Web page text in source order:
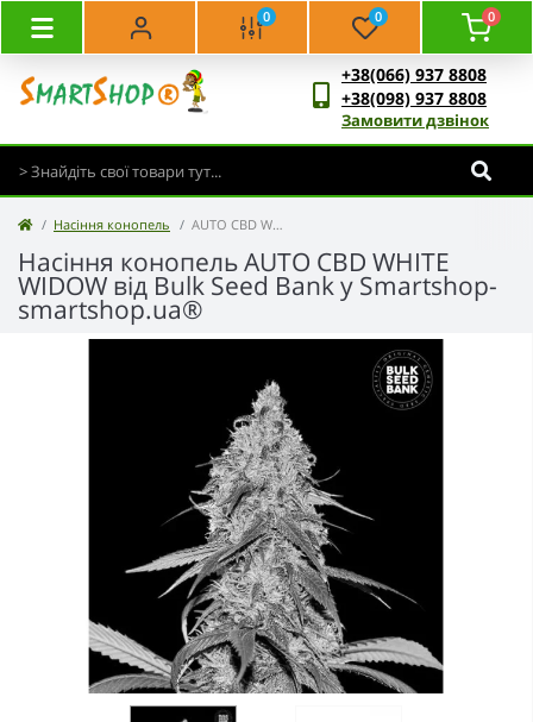
0 0 0
+38(066) 937 8808
+38(098) 937 8808
Замовити дзвінок
Насіння конопель AUTO CBD WHITE WIDOW - Bulk Seed Bank
Насіння конопель AUTO CBD WHITE
WIDOW від Bulk Seed Bank у Smartshop-
smartshop.ua®